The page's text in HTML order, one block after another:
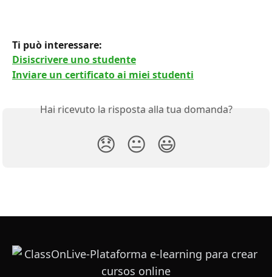
Ti può interessare:
Disiscrivere uno studente
Inviare un certificato ai miei studenti
Hai ricevuto la risposta alla tua domanda?
😞 😐 😃